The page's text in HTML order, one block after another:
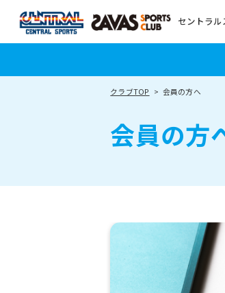
セントラ
クラブTOP 会員の方へ
会員の方